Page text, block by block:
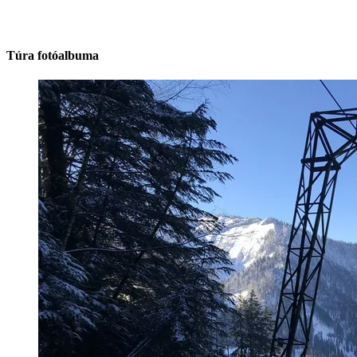
Túra fotóalbuma